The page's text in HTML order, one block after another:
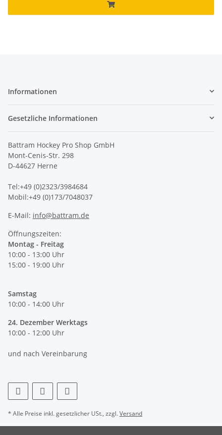
Informationen
Gesetzliche Informationen
Battram Hockey Pro Shop GmbH
Mont-Cenis-Str. 298
D-44627 Herne
Tel:+49 (0)2323/3984684
Mobil:+49 (0)173/7048037
E-Mail: info@battram.de
Öffnungszeiten:
Montag - Freitag
10:00 - 13:00 Uhr
15:00 - 19:00 Uhr
Samstag
10:00 - 14:00 Uhr
24. Dezember Werktags
10:00 - 12:00 Uhr
und nach Vereinbarung
* Alle Preise inkl. gesetzlicher USt., zzgl.Versand